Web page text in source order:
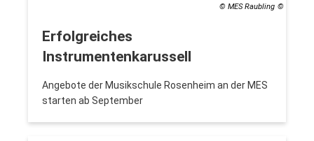
© MES Raubling
Erfolgreiches
Instrumentenkarussell
Angebote der Musikschule Rosenheim an der MES
starten ab September